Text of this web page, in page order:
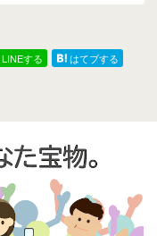
LINEする
はてブする